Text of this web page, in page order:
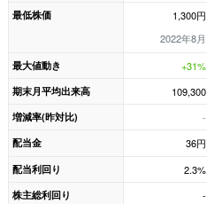
最低株価
1,300円
2022年8月
最大値動き +31%
期末月平均出来高 109,300
増減率(昨対比) -
配当金 36円
配当利回り 2.3%
株主総利回り -